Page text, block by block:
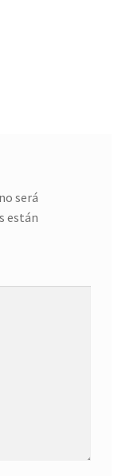
será
están